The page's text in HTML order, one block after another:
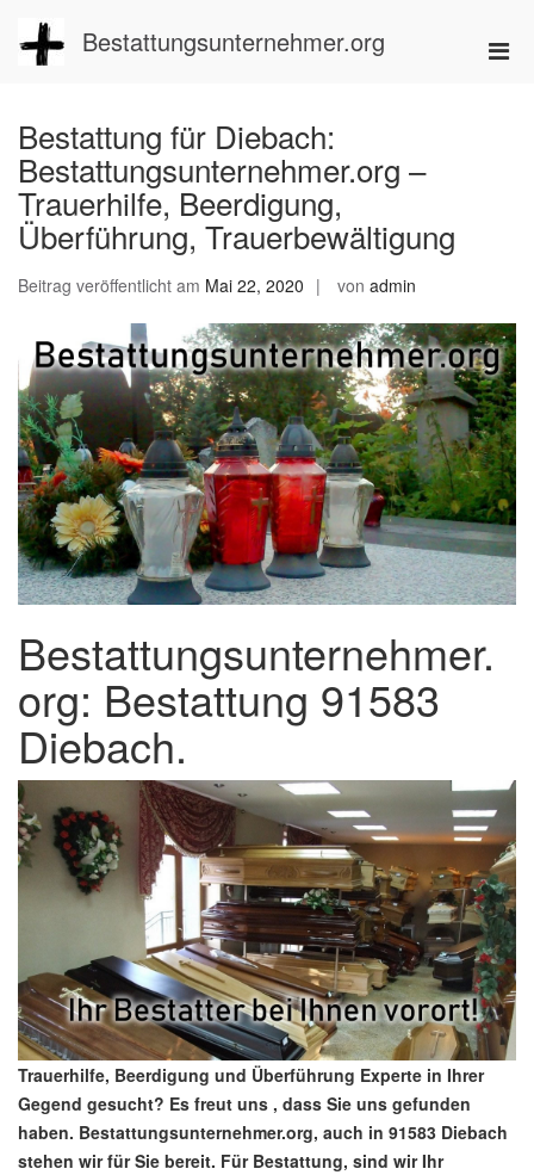
Inhalt
springen
Bestattungsunternehmer.org
Bestattung für Diebach:
Bestattungsunternehmer.org –
Trauerhilfe, Beerdigung,
Überführung, Trauerbewältigung
Beitrag veröffentlicht am Mai 22, 2020 von admin
Bestattungsunternehmer.
org: Bestattung 91583
Diebach.
Trauerhilfe, Beerdigung und Überführung Experte in Ihrer
Gegend gesucht? Es freut uns , dass Sie uns gefunden
haben. Bestattungsunternehmer.org, auch in 91583 Diebach
stehen wir für Sie bereit. Für Bestattung, sind wir Ihr